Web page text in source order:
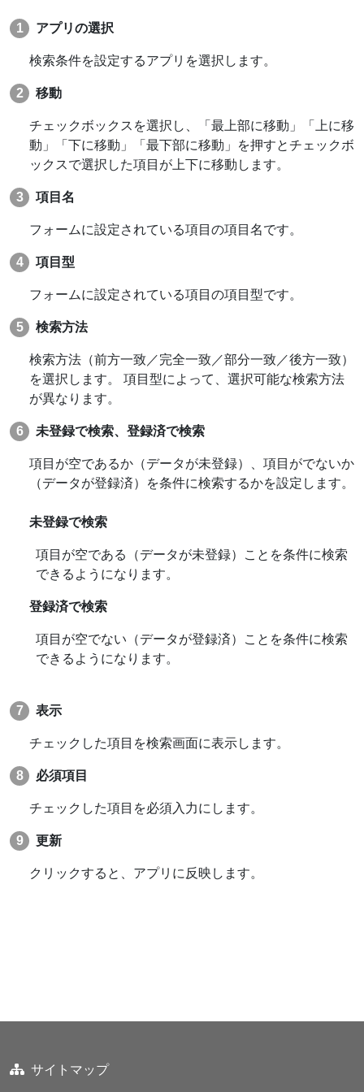
アプリの選択
検索条件を設定するアプリを選択します。
移動
チェックボックスを選択し、「最上部に移動」「上に移
動」「下に移動」「最下部に移動」を押すとチェックボ
ックスで選択した項目が上下に移動します。
項目名
フォームに設定されている項目の項目名です。
項目型
フォームに設定されている項目の項目型です。
検索方法
検索方法（前方一致／完全一致／部分一致／後方一致）
を選択します。 項目型によって、選択可能な検索方法
が異なります。
未登録で検索、登録済で検索
項目が空であるか（データが未登録）、項目がでないか
（データが登録済）を条件に検索するかを設定します。
未登録で検索
項目が空である（データが未登録）ことを条件に検索
できるようになります。
登録済で検索
項目が空でない（データが登録済）ことを条件に検索
できるようになります。
表示
チェックした項目を検索画面に表示します。
必須項目
チェックした項目を必須入力にします。
更新
クリックすると、アプリに反映します。
サイトマップ